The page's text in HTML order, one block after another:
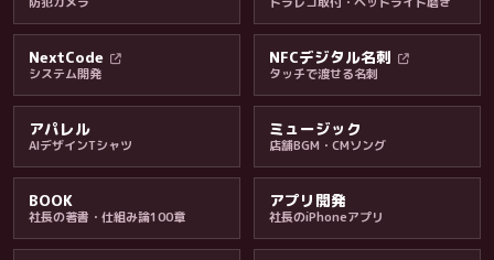
料金・保証・ご案内
NextCode
システム開発
NFCデジタル名刺
タッチで渡せる名刺
アパレル
AIデザインTシャツ
ミュージック
店舗BGM・CMソング
BOOK
社長の著書・仕組み論100章
アプリ開発
社長のiPhoneアプリ